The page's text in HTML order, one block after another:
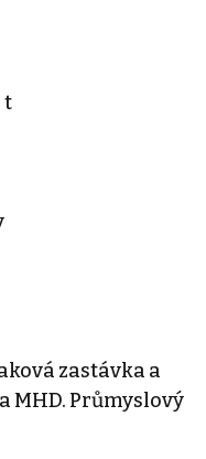
t
zastávka a
MHD. Průmyslový